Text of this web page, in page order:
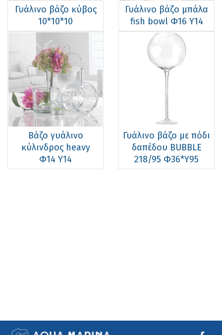
Γυάλινο βάζο κύβος
10*10*10
Γυάλινo βάζo μπάλα
fish bowl Φ16 Υ14
Βάζο γυάλινο
κύλινδρος heavy
Φ14 Υ14
Γυάλινο βάζο με πόδι
δαπέδου BUBBLE
218/95 Φ36*Υ95